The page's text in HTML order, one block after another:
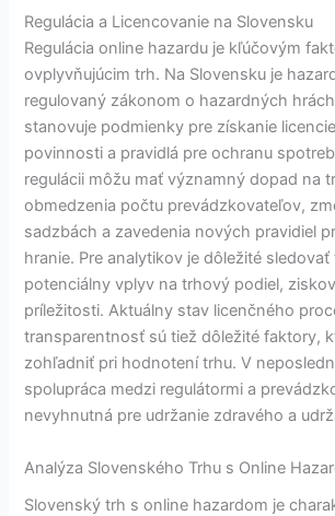
Regulácia a Licencovanie na Slovensku
Regulácia online hazardu je kľúčovým
ovplyvňujúcim trh. Na Slovensku je
regulovaný zákonom o hazardných
stanovuje podmienky pre získanie
povinnosti a pravidlá pre ochranu
regulácii môžu mať významný dopad na
obmedzenia počtu prevádzkovateľov,
sadzbách a zavedenia nových pravidiel
hranie. Pre analytikov je dôležité
potenciálny vplyv na trhový podiel,
príležitosti. Aktuálny stav licenčného
transparentnosť sú tiež dôležité faktory,
zohľadniť pri hodnotení trhu. V
spolupráca medzi regulátormi a
nevyhnutná pre udržanie zdravého a
Analýza Slovenského Trhu s Online
Slovenský trh s online hazardom je